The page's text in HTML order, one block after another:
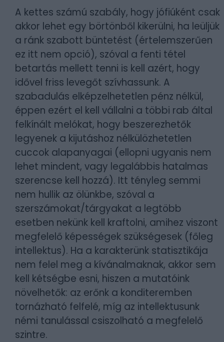
A kettes számú szabály, hogy jófiúként csak
akkor lehet egy börtönből kikerülni, ha leüljük
a ránk szabott büntetést (értelemszerűen
ez itt nem opció), szóval a fenti tétel
betartás mellett tenni is kell azért, hogy
idővel friss levegőt szívhassunk. A
szabadulás elképzelhetetlen pénz nélkül,
éppen ezért el kell vállalni a többi rab által
felkínált melókat, hogy beszerezhetők
legyenek a kijutáshoz nélkülözhetetlen
cuccok alapanyagai (ellopni ugyanis nem
lehet mindent, vagy legalábbis hatalmas
szerencse kell hozzá). Itt tényleg semmi
nem hullik az ölünkbe, szóval a
szerszámokat/tárgyakat a legtöbb
esetben nekünk kell kraftolni, amihez viszont
megfelelő képességek szükségesek (főleg
intellektus). Ha a karakterünk statisztikája
nem felel meg a kívánalmaknak, akkor sem
kell kétségbe esni, hiszen a mutatóink
növelhetők: az erőnk a konditeremben
tornázható felfelé, míg az intellektusunk
némi tanulással csiszolható a megfelelő
szintre.